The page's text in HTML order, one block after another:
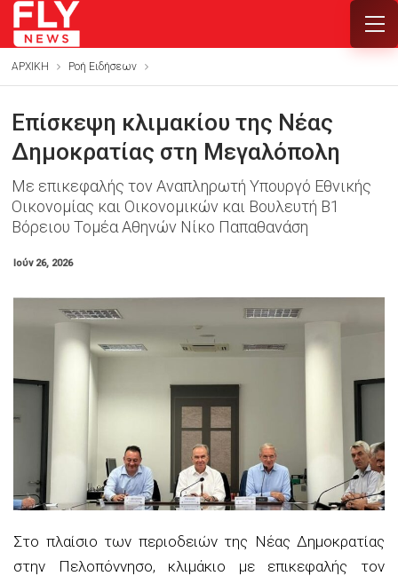
ΑΡΧΙΚΗ Ροή Ειδήσεων
Επίσκεψη κλιμακίου της Νέας
Δημοκρατίας στη Μεγαλόπολη
Με επικεφαλής τον Αναπληρωτή Υπουργό Εθνικής
Οικονομίας και Οικονομικών και Βουλευτή Β1
Βόρειου Τομέα Αθηνών Νίκο Παπαθανάση
Ιούν 26, 2026
Στο πλαίσιο των περιοδειών της Νέας Δημοκρατίας
στην Πελοπόννησο, κλιμάκιο με επικεφαλής τον